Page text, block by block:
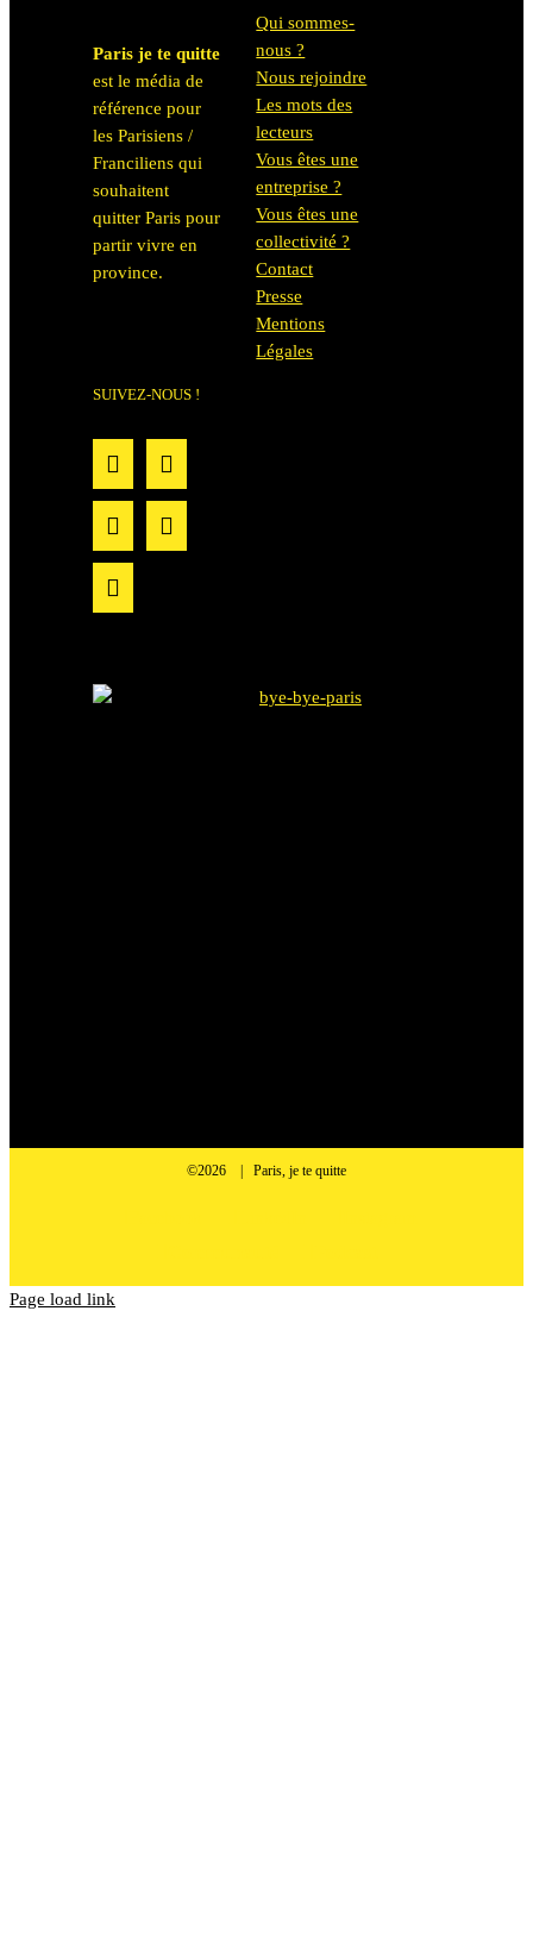
Paris je te quitte
est le média de
référence pour
les Parisiens /
Franciliens qui
souhaitent
quitter Paris pour
partir vivre en
province.
Qui sommes-
nous ?
Nous rejoindre
Les mots des
lecteurs
Vous êtes une
entreprise ?
Vous êtes une
collectivité ?
Contact
Presse
Mentions
Légales
SUIVEZ-NOUS !
©2026 | Paris, je te quitte
Page load link